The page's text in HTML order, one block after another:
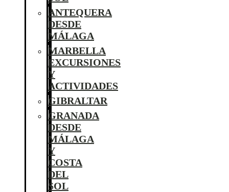
ANTEQUERA
DESDE
MÁLAGA
MARBELLA
EXCURSIONES
Y
ACTIVIDADES
GIBRALTAR
GRANADA
DESDE
MÁLAGA
Y
COSTA
DEL
SOL